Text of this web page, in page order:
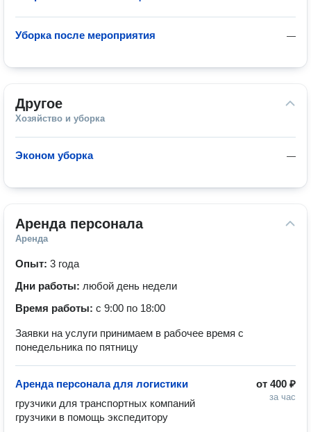
—
Уборка после мероприятия
Другое
Хозяйство и уборка
—
Эконом уборка
Аренда персонала
Аренда
Опыт: 3 года
Дни работы: любой день недели
Время работы: с 9:00 по 18:00
Заявки на услуги принимаем в рабочее время с
понедельника по пятницу
от 400 ₽
за час
Аренда персонала для логистики
грузчики для транспортных компаний
грузчики в помощь экспедитору